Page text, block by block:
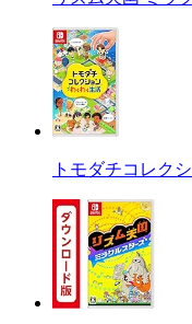
トモダチコレク